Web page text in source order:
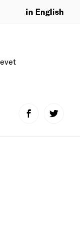
in English